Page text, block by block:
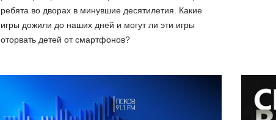
ребята во дворах в минувшие десятилетия. Какие
игры дожили до наших дней и могут ли эти игры
оторвать детей от смартфонов?